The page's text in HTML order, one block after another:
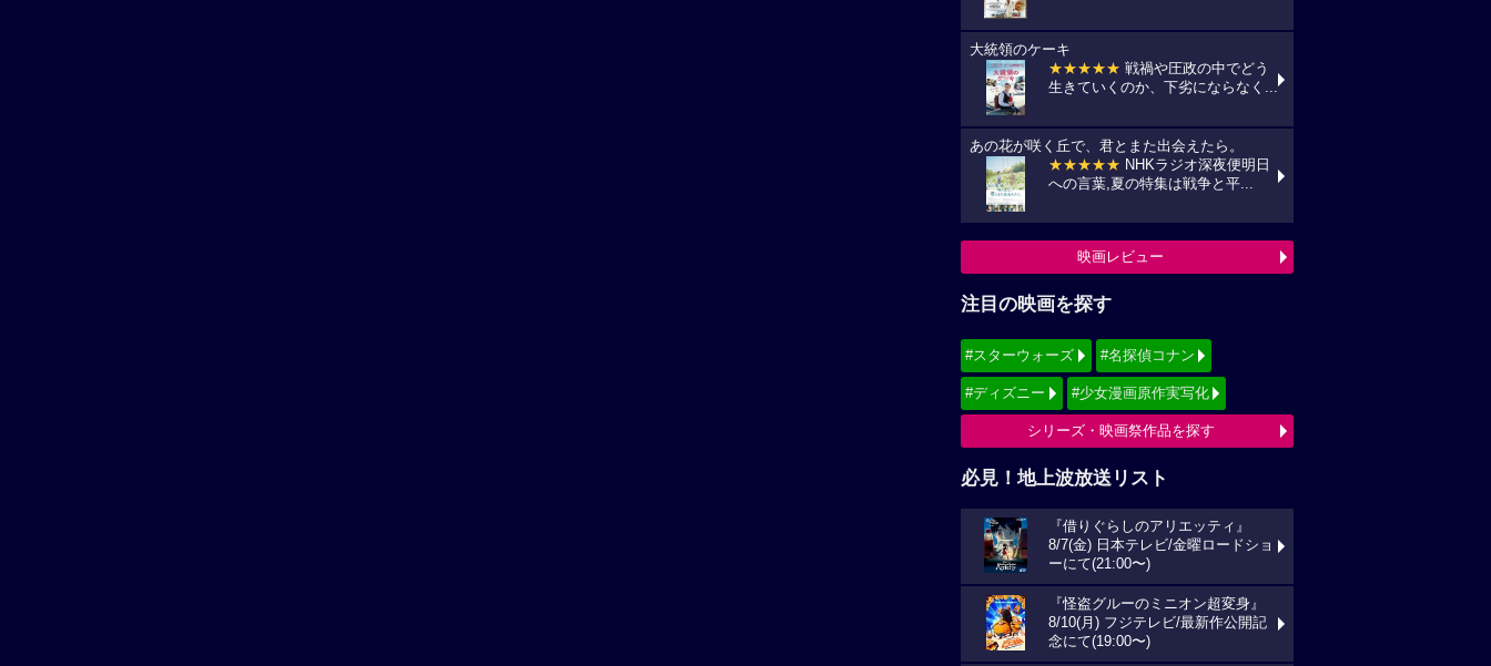
大統領のケーキ
★★★★★ 戦禍や圧政の中でどう
生きていくのか、下劣にならなく...
あの花が咲く丘で、君とまた出会えたら。
★★★★★ NHKラジオ深夜便明日
への言葉,夏の特集は戦争と平...
映画レビュー
注目の映画を探す
#スターウォーズ #名探偵コナン
#ディズニー #少女漫画原作実写化
シリーズ・映画祭作品を探す
必見！地上波放送リスト
『借りぐらしのアリエッティ』
8/7(金) 日本テレビ/金曜ロードショ
ーにて(21:00〜)
『怪盗グルーのミニオン超変身』
8/10(月) フジテレビ/最新作公開記
念にて(19:00〜)